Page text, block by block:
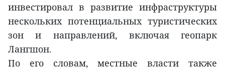
инвестировал в развитие инфраструктуры
нескольких потенциальных туристических
зон и направлений, включая геопарк
Лангшон.
По его словам, местные власти также